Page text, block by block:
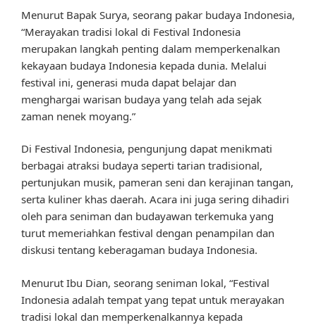
Menurut Bapak Surya, seorang pakar budaya Indonesia,
“Merayakan tradisi lokal di Festival Indonesia
merupakan langkah penting dalam memperkenalkan
kekayaan budaya Indonesia kepada dunia. Melalui
festival ini, generasi muda dapat belajar dan
menghargai warisan budaya yang telah ada sejak
zaman nenek moyang.”
Di Festival Indonesia, pengunjung dapat menikmati
berbagai atraksi budaya seperti tarian tradisional,
pertunjukan musik, pameran seni dan kerajinan tangan,
serta kuliner khas daerah. Acara ini juga sering dihadiri
oleh para seniman dan budayawan terkemuka yang
turut memeriahkan festival dengan penampilan dan
diskusi tentang keberagaman budaya Indonesia.
Menurut Ibu Dian, seorang seniman lokal, “Festival
Indonesia adalah tempat yang tepat untuk merayakan
tradisi lokal dan memperkenalkannya kepada